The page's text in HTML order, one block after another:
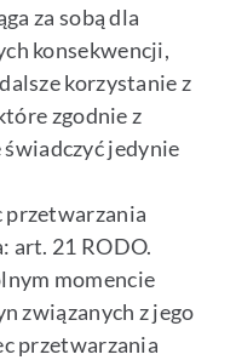
za sobą dla
konsekwencji,
korzystanie z
zgodnie z
jedynie
przetwarzania
art. 21 RODO.
momencie
związanych z jego
przetwarzania